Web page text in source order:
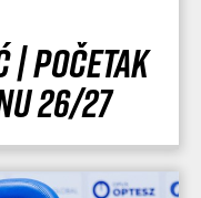
| Početak
26/27